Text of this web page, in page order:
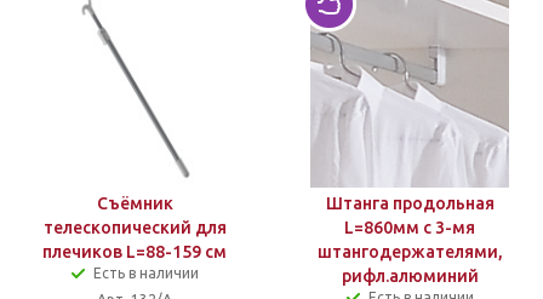
Съёмник
телескопический для
плечиков L=88-159 см
Есть в наличии
Штанга продольная
L=860мм с 3-мя
штангодержателями,
рифл.алюминий